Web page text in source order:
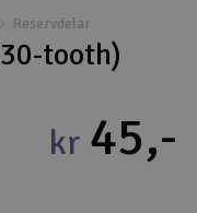
Reservdelar
tooth)
kr 45,-